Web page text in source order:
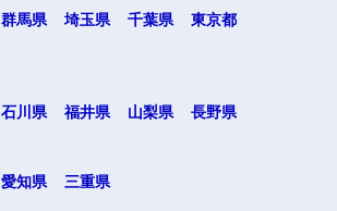
群馬県 埼玉県 千葉県
東京都
石川県 福井県 山梨県 長野県
愛知県 三重県